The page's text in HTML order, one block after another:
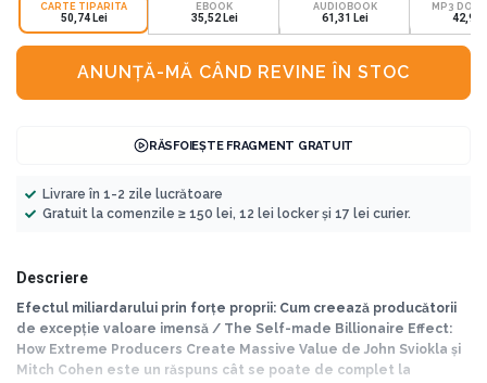
CARTE TIPARITA
50,74 Lei
EBOOK
35,52 Lei
AUDIOBOOK
61,31 Lei
MP3
42,92
ANUNȚĂ-MĂ CÂND REVINE ÎN STOC
RĂSFOIEȘTE FRAGMENT GRATUIT
Livrare în 1-2 zile lucrătoare
Gratuit la comenzile ≥ 150 lei, 12 lei locker și 17 lei curier.
Descriere
Efectul miliardarului prin forțe proprii: Cum creează producătorii
de excepție valoare imensă / The Self-made Billionaire Effect:
How Extreme Producers Create Massive Value de John Sviokla și
Mitch Cohen este un răspuns cât se poate de complet la